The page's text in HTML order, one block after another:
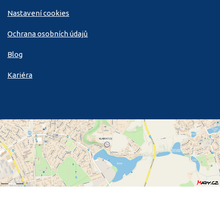
Nastavení cookies
Ochrana osobních údajů
Blog
Kariéra